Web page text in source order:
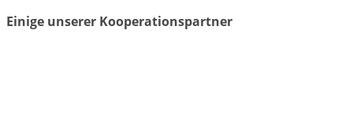
Einige unserer Kooperationspartner